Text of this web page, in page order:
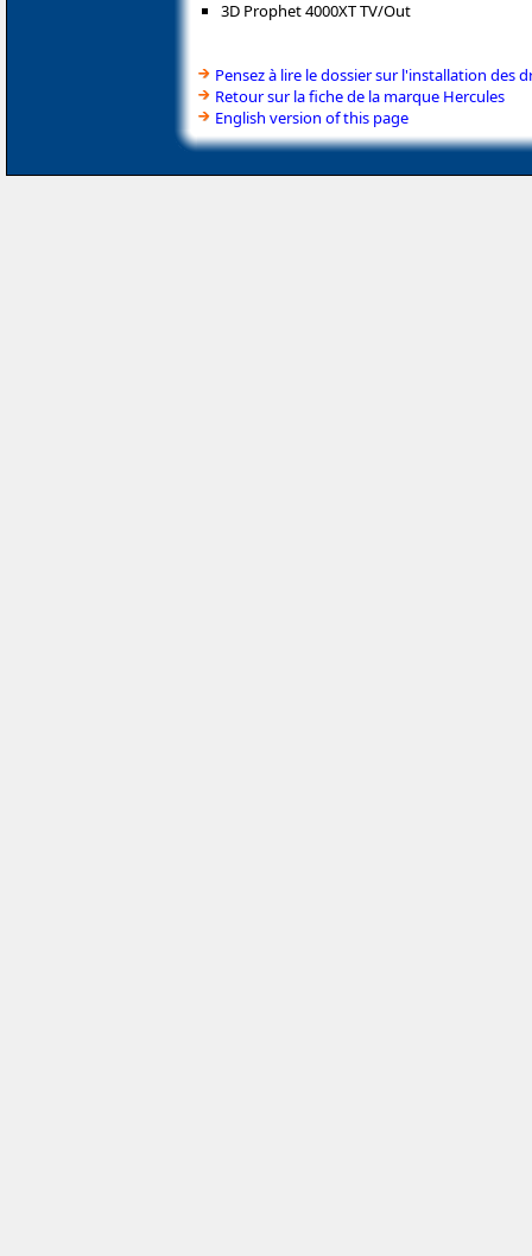
3D Prophet 4000XT TV/Out
Pensez à lire le dossier sur l'installation des
Retour sur la fiche de la marque Hercules
English version of this page